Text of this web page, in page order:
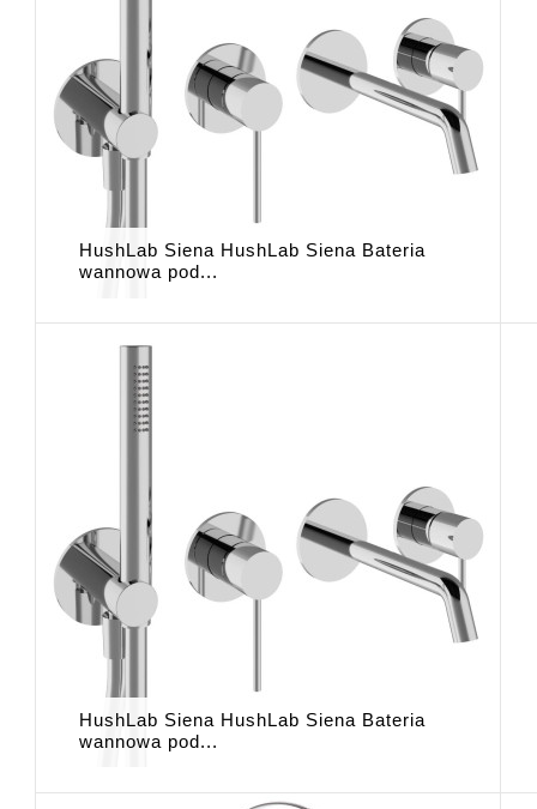
HushLab Siena HushLab Siena Bateria
wannowa pod...
HushLab Siena HushLab Siena Bateria
wannowa pod...